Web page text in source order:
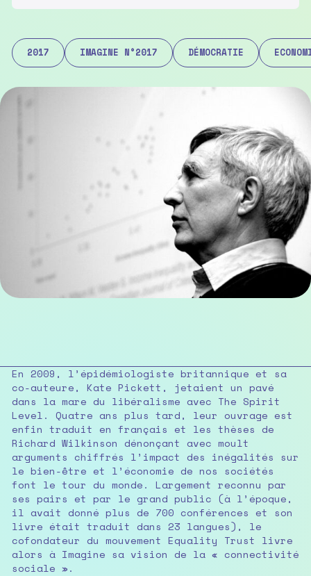
2017 IMAGINE N°2017 DÉMOCRATIE
En 2009, l’épidémiologiste britannique et sa
co-auteure, Kate Pickett, jetaient un pavé
dans la mare du libéralisme avec The Spirit
Level. Quatre ans plus tard, leur ouvrage est
enfin traduit en français et les thèses de
Richard Wilkinson dénonçant avec moult
arguments chiffrés l’impact des inégalités sur
le bien-être et l’économie de nos sociétés
font le tour du monde. Largement reconnu par
ses pairs et par le grand public (à l’époque,
il avait donné plus de 700 conférences et son
livre était traduit dans 23 langues), le
cofondateur du mouvement Equality Trust livre
alors à Imagine sa vision de la « connectivité
sociale ».